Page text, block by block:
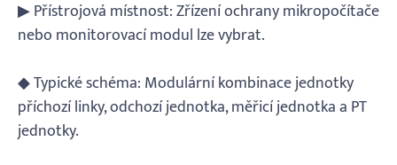
▶ Přístrojová místnost: Zřízení ochrany mikropočítače
nebo monitorovací modul lze vybrat.
◆ Typické schéma: Modulární kombinace jednotky
příchozí linky, odchozí jednotka, měřicí jednotka a PT
jednotky.